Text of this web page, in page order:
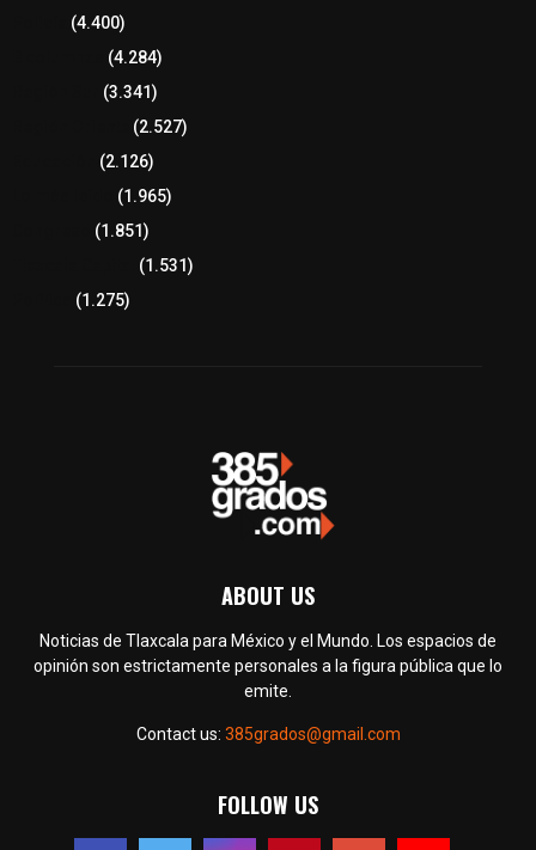
(4.400)
(4.284)
(3.341)
(2.527)
(2.126)
(1.965)
(1.851)
(1.531)
(1.275)
ABOUT US
Noticias de Tlaxcala para México y el Mundo. Los espacios de
opinión son estrictamente personales a la figura pública que lo
emite.
Contact us: 385grados@gmail.com
FOLLOW US